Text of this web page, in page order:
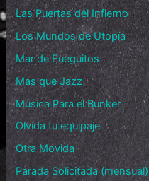
Las Puertas del Infierno
Los Mundos de Utopía
Mar de Fueguitos
Mas que Jazz
Música Para el Bunker
Olvida tu equipaje
Otra Movida
Parada Solicitada (mensual)